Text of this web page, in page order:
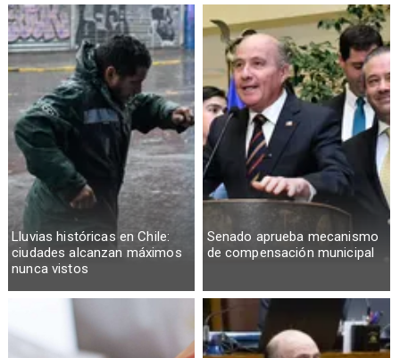
Lluvias históricas en Chile:
ciudades alcanzan máximos
nunca vistos
Senado aprueba mecanismo
de compensación municipal